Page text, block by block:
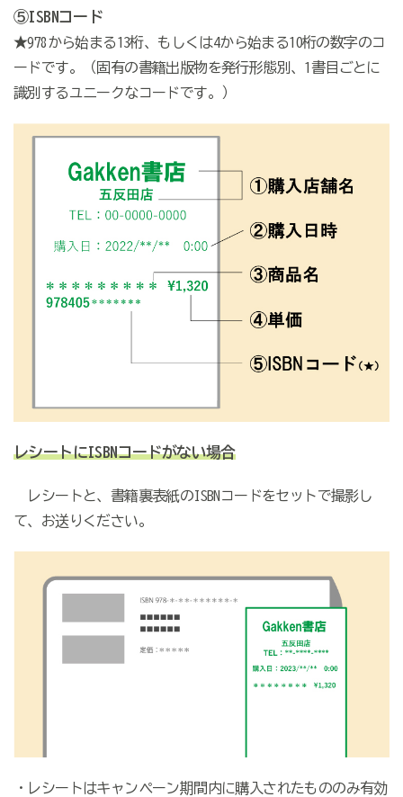
⑤ISBNコード
★978から始まる13桁、もしくは4から始まる10桁の数字のコ
ードです。（固有の書籍出版物を発行形態別、1書目ごとに
識別するユニークなコードです。）
レシートにISBNコードがない場合
レシートと、書籍裏表紙のISBNコードをセットで撮影し
て、お送りください。
・レシートはキャンペーン期間内に購入されたもののみ有効